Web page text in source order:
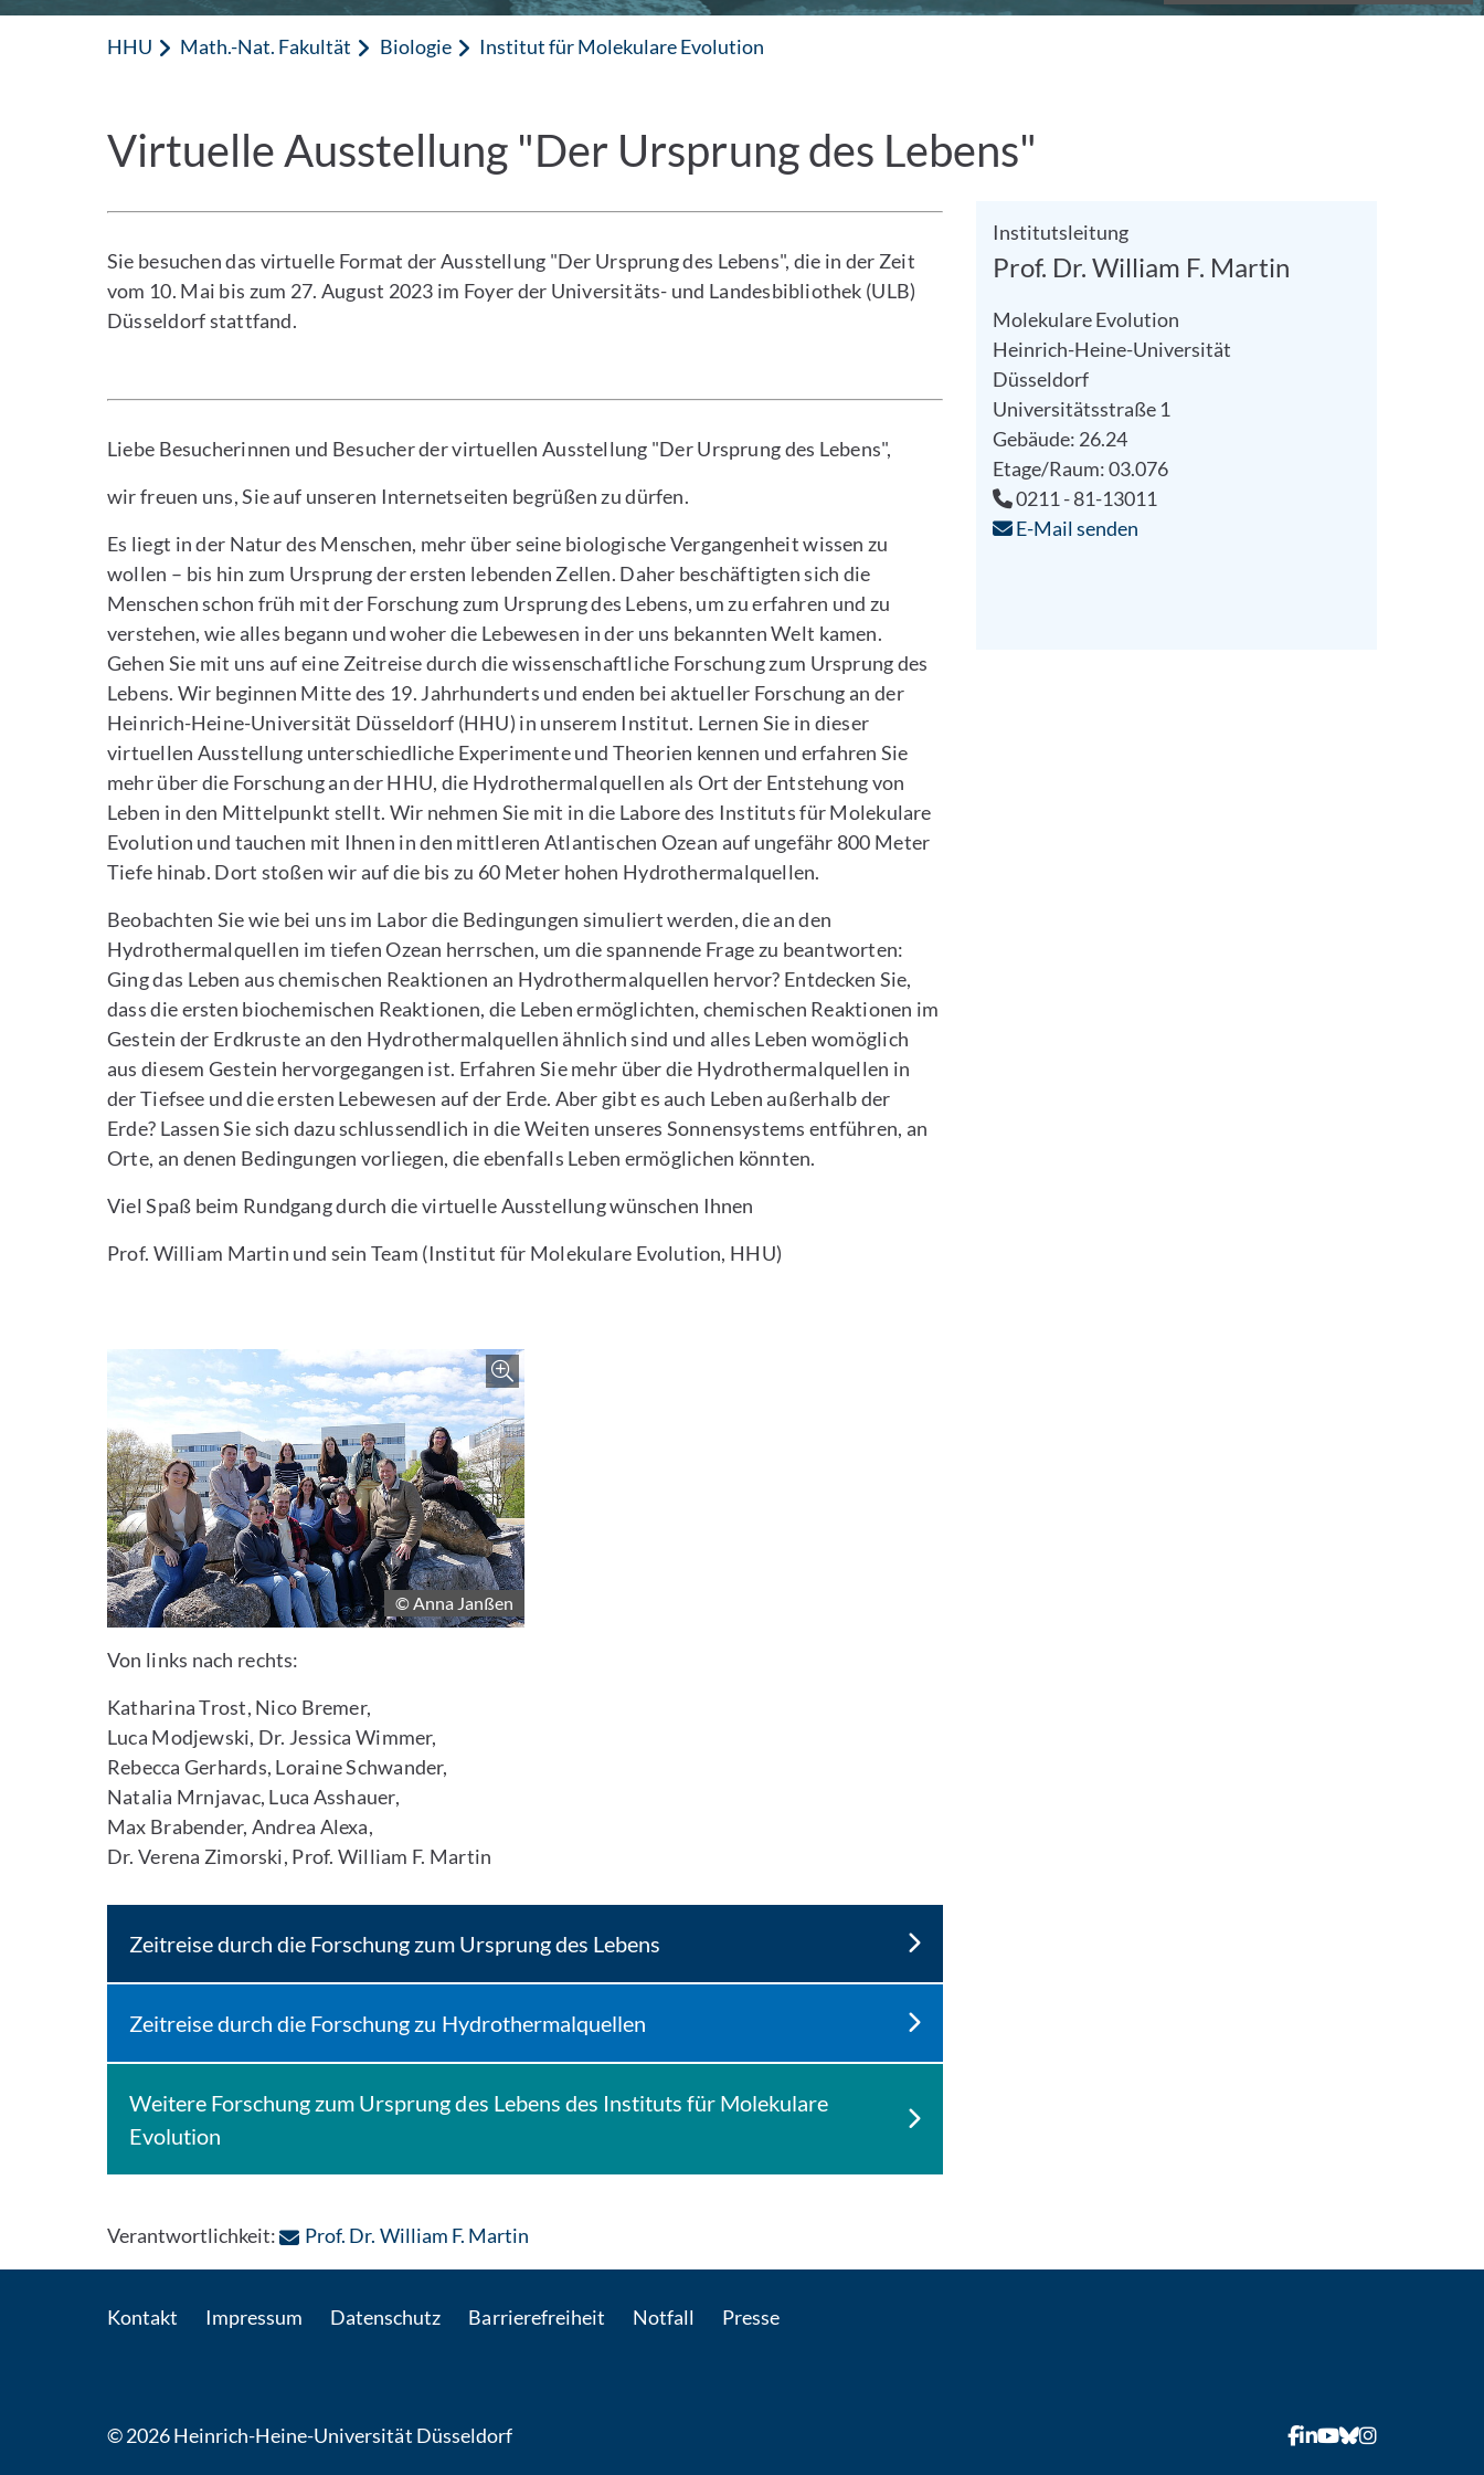
HHU Math.-Nat. Fakultät Biologie Institut für Molekulare Evolution
Virtuelle Ausstellung "Der Ursprung des Lebens"
Sie besuchen das virtuelle Format der Ausstellung "Der Ursprung des Lebens", die in der Zeit
vom 10. Mai bis zum 27. August 2023 im Foyer der Universitäts- und Landesbibliothek (ULB)
Düsseldorf stattfand.
Liebe Besucherinnen und Besucher der virtuellen Ausstellung "Der Ursprung des Lebens",
wir freuen uns, Sie auf unseren Internetseiten begrüßen zu dürfen.
Es liegt in der Natur des Menschen, mehr über seine biologische Vergangenheit wissen zu
wollen – bis hin zum Ursprung der ersten lebenden Zellen. Daher beschäftigten sich die
Menschen schon früh mit der Forschung zum Ursprung des Lebens, um zu erfahren und zu
verstehen, wie alles begann und woher die Lebewesen in der uns bekannten Welt kamen.
Gehen Sie mit uns auf eine Zeitreise durch die wissenschaftliche Forschung zum Ursprung des
Lebens. Wir beginnen Mitte des 19. Jahrhunderts und enden bei aktueller Forschung an der
Heinrich-Heine-Universität Düsseldorf (HHU) in unserem Institut. Lernen Sie in dieser
virtuellen Ausstellung unterschiedliche Experimente und Theorien kennen und erfahren Sie
mehr über die Forschung an der HHU, die Hydrothermalquellen als Ort der Entstehung von
Leben in den Mittelpunkt stellt. Wir nehmen Sie mit in die Labore des Instituts für Molekulare
Evolution und tauchen mit Ihnen in den mittleren Atlantischen Ozean auf ungefähr 800 Meter
Tiefe hinab. Dort stoßen wir auf die bis zu 60 Meter hohen Hydrothermalquellen.
Beobachten Sie wie bei uns im Labor die Bedingungen simuliert werden, die an den
Hydrothermalquellen im tiefen Ozean herrschen, um die spannende Frage zu beantworten:
Ging das Leben aus chemischen Reaktionen an Hydrothermalquellen hervor? Entdecken Sie,
dass die ersten biochemischen Reaktionen, die Leben ermöglichten, chemischen Reaktionen im
Gestein der Erdkruste an den Hydrothermalquellen ähnlich sind und alles Leben womöglich
aus diesem Gestein hervorgegangen ist. Erfahren Sie mehr über die Hydrothermalquellen in
der Tiefsee und die ersten Lebewesen auf der Erde. Aber gibt es auch Leben außerhalb der
Erde? Lassen Sie sich dazu schlussendlich in die Weiten unseres Sonnensystems entführen, an
Orte, an denen Bedingungen vorliegen, die ebenfalls Leben ermöglichen könnten.
Viel Spaß beim Rundgang durch die virtuelle Ausstellung wünschen Ihnen
Prof. William Martin und sein Team (Institut für Molekulare Evolution, HHU)
© Anna Janßen
Von links nach rechts:
Katharina Trost, Nico Bremer,
Luca Modjewski, Dr. Jessica Wimmer,
Rebecca Gerhards, Loraine Schwander,
Natalia Mrnjavac, Luca Asshauer,
Max Brabender, Andrea Alexa,
Dr. Verena Zimorski, Prof. William F. Martin
Zeitreise durch die Forschung zum Ursprung des Lebens
Zeitreise durch die Forschung zu Hydrothermalquellen
Weitere Forschung zum Ursprung des Lebens des Instituts für Molekulare
Evolution
Institutsleitung
Prof. Dr. William F. Martin
Molekulare Evolution
Heinrich-Heine-Universität
Düsseldorf
Universitätsstraße 1
Gebäude: 26.24
Etage/Raum: 03.076
0211 - 81-13011
E-Mail senden
Verantwortlichkeit: Prof. Dr. William F. Martin: Per E-Mail kontaktieren
Kontakt Impressum Datenschutz Barrierefreiheit Notfall Presse
© 2026 Heinrich-Heine-Universität Düsseldorf